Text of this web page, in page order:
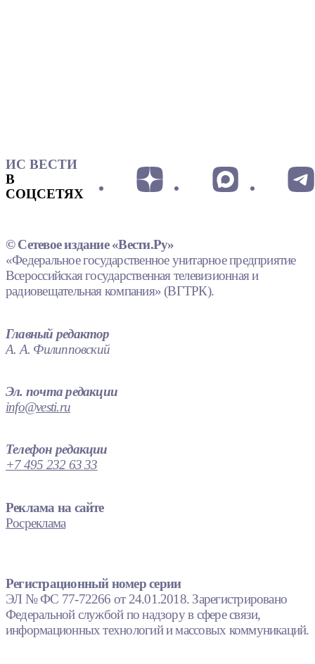
ИС ВЕСТИ
В
СОЦСЕТЯХ
© Сетевое издание «Вести.Ру»
«Федеральное государственное унитарное предприятие
Всероссийская государственная телевизионная и
радиовещательная компания» (ВГТРК).
Главный редактор
А. А. Филипповский
Эл. почта редакции
info@vesti.ru
Телефон редакции
+7 495 232 63 33
Реклама на сайте
Росреклама
Регистрационный номер серии
ЭЛ № ФС 77-72266 от 24.01.2018. Зарегистрировано
Федеральной службой по надзору в сфере связи,
информационных технологий и массовых коммуникаций.